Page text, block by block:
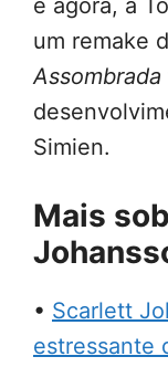
e agora, a
um remake
Assombrada
Simien.
Mais
• Scarlett
estressante